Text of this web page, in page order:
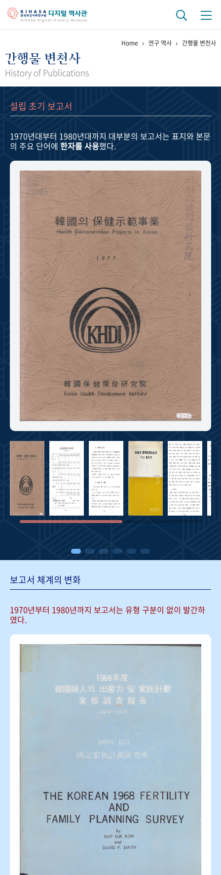
걸어온 길 기관 변천사
정책과 연구 키워드로 보는 연구 역사
연구자들
기록물 아카이브
사진 아카이브 문서 기록물 행정박물 영상 기록물
주년 기념
성과 50선 숫자로 보는 50년 50+1주년 광장
세계와 함께 한 KIHASA
VR 역사관
Home 연구 역사 간행물 변천사
간행물 변천사
History of Publications
설립 초기 보고서
1970년대부터 1980년대까지 대부분의 보고서는 표지와 본문
의 주요 단어에 한자를 사용했다.
보고서 체계의 변화
1970년부터 1980년까지 보고서는 유형 구분이 없이 발간하
였다.